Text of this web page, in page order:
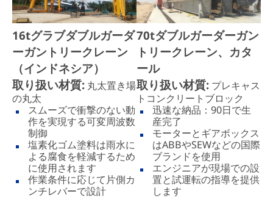
16tグラブダブルガーダ
ーガントリークレーン
（インドネシア）
取り扱い材質:丸太置き場
の丸太
スムーズで衝撃のない動
作を実現する可変周波数
制御
塩素化ゴム塗料は雨水に
よる腐食を軽減するため
に使用されます
作業条件に応じて片側カ
ンチレバーで設計
70tダブルガーダーガン
トリークレーン、カタ
ール
取り扱い材質: プレキャス
トコンクリートブロック
迅速な納品：90日で生
産完了
モーターとギアボックス
はABBやSEWなどの国際
ブランドを使用
エンジニアが現場での設
置と試運転の指導を提供
します